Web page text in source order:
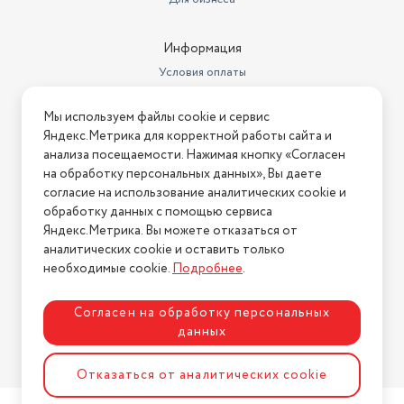
Информация
Условия оплаты
Условия возврата
Нашли ошибку на сайте? Напишите нам
2026 © Интернет-магазин "АстМаркет". У нас есть всё!
Политика конфиденциальности
Разработка сайтаASTDESIGN
Мы используем файлы cookie и сервис
Яндекс.Метрика для корректной работы сайта и
анализа посещаемости. Нажимая кнопку «Согласен
на обработку персональных данных», Вы даете
согласие на использование аналитических cookie и
обработку данных с помощью сервиса
Яндекс.Метрика. Вы можете отказаться от
аналитических cookie и оставить только
необходимые cookie.Подробнее.
Согласен на обработку персональных
данных
Отказаться от аналитических cookie